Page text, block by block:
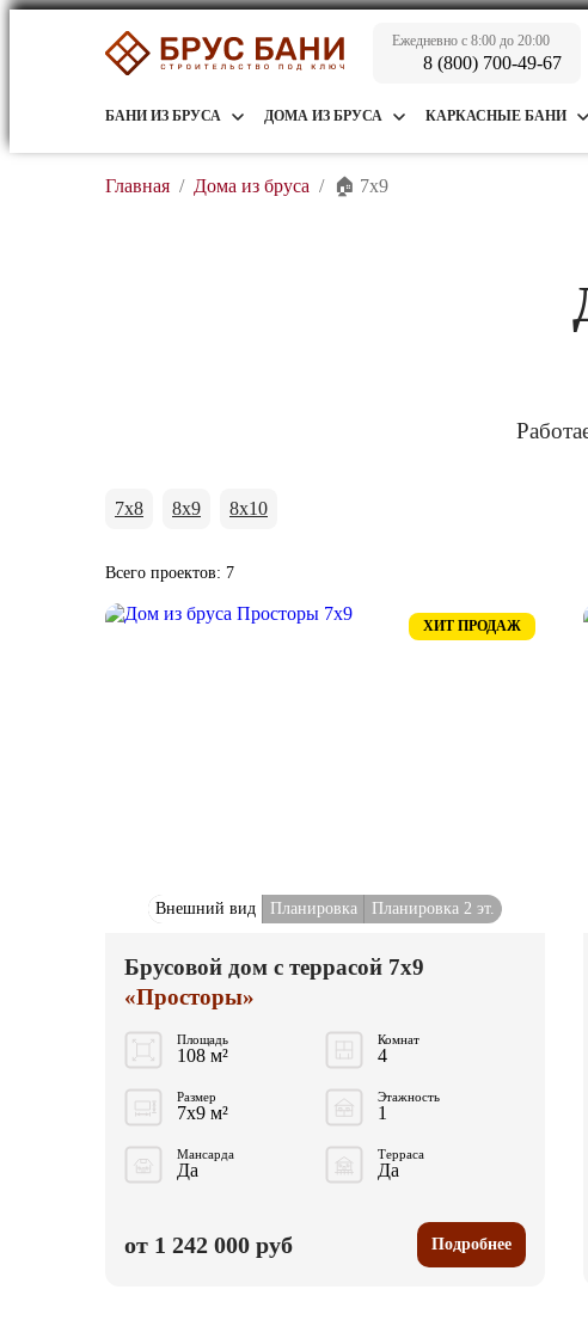
Ежедневно с 8:00 до 20:00
8 (800) 700-49-67
БАНИ ИЗ БРУСА ДОМА ИЗ БРУСА КАРКАСНЫЕ БАНИ
Главная / Дома из бруса / 🏠 7х9
7x8 8x9 8x10
Всего проектов: 7
ХИТ ПРОДАЖ
Внешний вид Планировка Планировка 2 эт.
Брусовой дом с террасой 7x9
«Просторы»
Площадь
108 м²
Комнат
4
Размер
7x9 м²
Этажность
1
Мансарда
Да
Терраса
Да
от 1 242 000 руб Подробнее